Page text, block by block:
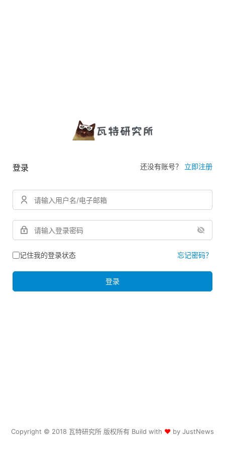
登录 还没有账号？ 立即注册
记住我的登录状态 忘记密码？
登录
Copyright © 2018 瓦特研究所 版权所有 Build with ♥ by JustNews